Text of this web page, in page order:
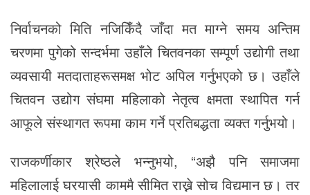
निर्वाचनको मिति नजिकिँदै जाँदा मत माग्ने समय अन्तिम
चरणमा पुगेको सन्दर्भमा उहाँले चितवनका सम्पूर्ण उद्योगी तथा
व्यवसायी मतदाताहरूसमक्ष भोट अपिल गर्नुभएको छ। उहाँले
चितवन उद्योग संघमा महिलाको नेतृत्व क्षमता स्थापित गर्न
आफूले संस्थागत रूपमा काम गर्ने प्रतिबद्धता व्यक्त गर्नुभयो।
राजकर्णीकार श्रेष्ठले भन्नुभयो, “अझै पनि समाजमा
महिलालाई घरयासी काममै सीमित राख्ने सोच विद्यमान छ। तर